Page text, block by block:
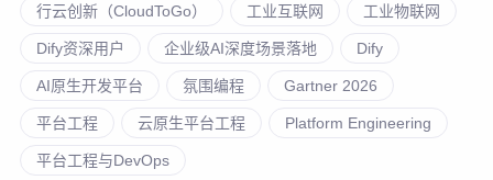
行云创新（CloudToGo） 工业互联网 工业物联网
Dify资深用户 企业级AI深度场景落地 Dify
AI原生开发平台 氛围编程 Gartner 2026
平台工程 云原生平台工程 Platform Engineering
平台工程与DevOps